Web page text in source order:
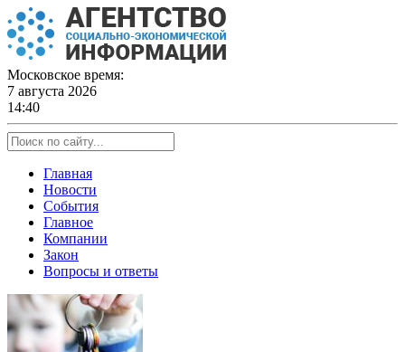
Skip
to
content
Московское время:
7 августа 2026
14:40
Главная
Новости
События
Главное
Компании
Закон
Вопросы и ответы